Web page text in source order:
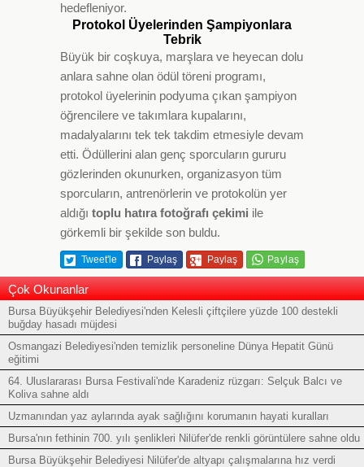
hedefleniyor.
Protokol Üyelerinden Şampiyonlara
Tebrik
Büyük bir coşkuya, marşlara ve heyecan dolu
anlara sahne olan ödül töreni programı,
protokol üyelerinin podyuma çıkan şampiyon
öğrencilere ve takımlara kupalarını,
madalyalarını tek tek takdim etmesiyle devam
etti. Ödüllerini alan genç sporcuların gururu
gözlerinden okunurken, organizasyon tüm
sporcuların, antrenörlerin ve protokolün yer
aldığı toplu hatıra fotoğrafı çekimi ile
görkemli bir şekilde son buldu.
Tweet'le Paylaş Paylaş
Çok Okunanlar
Bursa Büyükşehir Belediyesi'nden Kelesli çiftçilere yüzde 100 destekli
buğday hasadı müjdesi
Osmangazi Belediyesi'nden temizlik personeline Dünya Hepatit Günü
eğitimi
64. Uluslararası Bursa Festivali'nde Karadeniz rüzgarı: Selçuk Balcı ve
Koliva sahne aldı
Uzmanından yaz aylarında ayak sağlığını korumanın hayati kuralları
Bursa'nın fethinin 700. yılı şenlikleri Nilüfer'de renkli görüntülere sahne oldu
Bursa Büyükşehir Belediyesi Nilüfer'de altyapı çalışmalarına hız verdi